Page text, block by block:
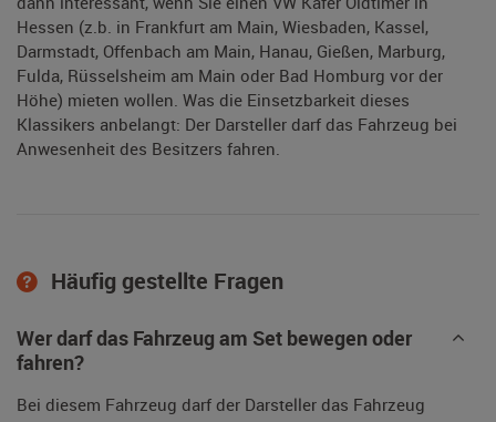
Hessen (z.b. in Frankfurt am Main, Wiesbaden, Kassel,
Darmstadt, Offenbach am Main, Hanau, Gießen, Marburg,
Fulda, Rüsselsheim am Main oder Bad Homburg vor der
Höhe) mieten wollen. Was die Einsetzbarkeit dieses
Klassikers anbelangt: Der Darsteller darf das Fahrzeug bei
Anwesenheit des Besitzers fahren.
Häufig gestellte Fragen
Wer darf das Fahrzeug am Set bewegen oder
fahren?
Bei diesem Fahrzeug darf der Darsteller das Fahrzeug